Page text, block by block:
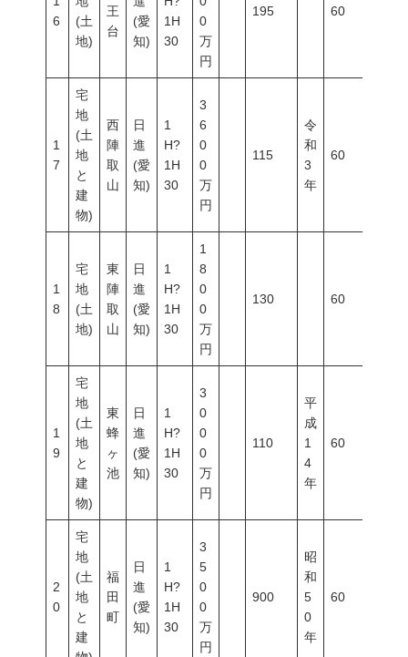
6
(土
地)
王
台
(愛
知)
1H
30
0
万
円
195 60
1
7
宅
地
(土
地
と
建
物)
西
陣
取
山
日
進
(愛
知)
1
H?
1H
30
3
6
0
0
万
円
115
令
和
3
年
60
1
8
宅
地
(土
地)
東
陣
取
山
日
進
(愛
知)
1
H?
1H
30
1
8
0
0
万
円
130 60
1
9
宅
地
(土
地
と
建
物)
東
蜂
ヶ
池
日
進
(愛
知)
1
H?
1H
30
3
0
0
0
万
円
110
平
成
1
4
年
60
2
0
宅
地
(土
地
と
建
福
田
町
日
進
(愛
知)
1
H?
1H
30
3
5
0
0
万
円
900
昭
和
5
0
年
60